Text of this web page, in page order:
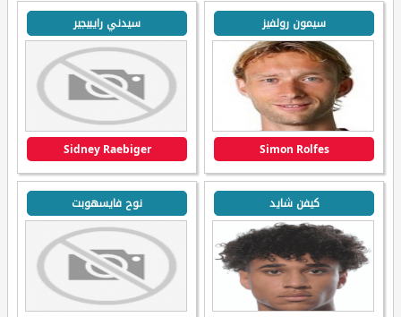
سيمون رولفيز
Simon Rolfes
سيدني رايبيجير
Sidney Raebiger
كيفن شايد نوح فايسهوبت